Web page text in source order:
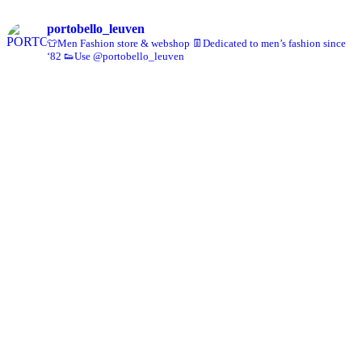
portobello_leuven
👕Men Fashion store & webshop 👖Dedicated to men’s fashion since
‘82 👟Use @portobello_leuven